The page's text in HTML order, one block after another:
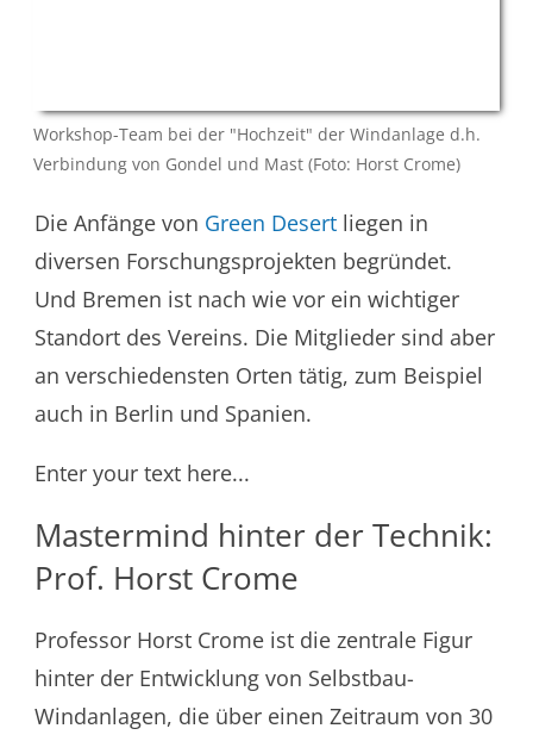
Workshop-Team bei der "Hochzeit" der Windanlage d.h.
Verbindung von Gondel und Mast (Foto: Horst Crome)
Die Anfänge von Green Desert liegen in
diversen Forschungsprojekten begründet.
Und Bremen ist nach wie vor ein wichtiger
Standort des Vereins. Die Mitglieder sind aber
an verschiedensten Orten tätig, zum Beispiel
auch in Berlin und Spanien.
Enter your text here...
Mastermind hinter der Technik:
Prof. Horst Crome
Professor Horst Crome ist die zentrale Figur
hinter der Entwicklung von Selbstbau-
Windanlagen, die über einen Zeitraum von 30